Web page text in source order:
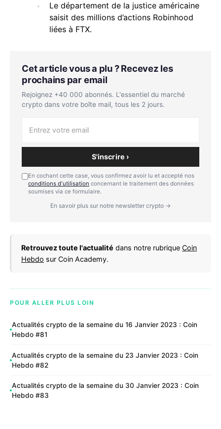
Le département de la justice américaine
saisit des millions d’actions Robinhood
liées à FTX.
Cet article vous a plu ? Recevez les
prochains par email
Rejoignez +40 000 abonnés. L'essentiel du marché
crypto dans votre boîte mail, tous les 2 jours.
S'inscrire ›
En cochant cette case, vous confirmez avoir lu et accepté nos
conditions d'utilisation concernant le traitement des données
soumises via ce formulaire.
En savoir plus sur notre newsletter crypto →
Retrouvez toute l'actualité dans notre rubrique Coin
Hebdo sur Coin Academy.
POUR ALLER PLUS LOIN
Actualités crypto de la semaine du 16 Janvier 2023 : Coin
Hebdo #81
Actualités crypto de la semaine du 23 Janvier 2023 : Coin
Hebdo #82
Actualités crypto de la semaine du 30 Janvier 2023 : Coin
Hebdo #83